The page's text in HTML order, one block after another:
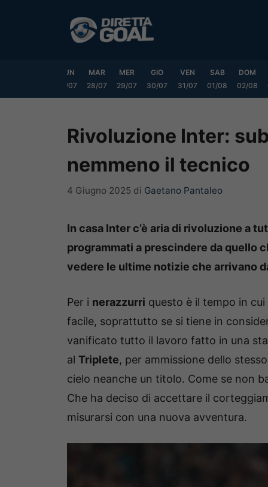
LUN
27/07
MAR
28/07
MER
29/07
GIO
30/07
VEN
31/07
SAB
01/08
DOM
02/08
Rivoluzione Inter:
nemmeno il tecnico
4 Giugno 2025 di Gaetano Pantaleo
In casa Inter c’è aria di rivoluzione a
programmati a prescindere da quello
vedere le ultime notizie che arrivano
Per i nerazzurri questo è il tempo in
facile, soprattutto se si tiene in
vanificato tutto il lavoro fatto in una
al Triplete, per ammissione dello stesso
cielo neanche un titolo. Come se non
Che ha deciso di accettare il
misurarsi con una nuova avventura.